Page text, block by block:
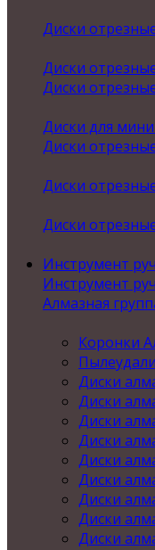
Диски
Диски
Диски
Диски для
Диски
Диски
Диски
Инструмент
Инструмент
Алмазная
Коронки
Диски
Диски
Диски
Диски
Диски
Диски
Диски
Диски
Диски